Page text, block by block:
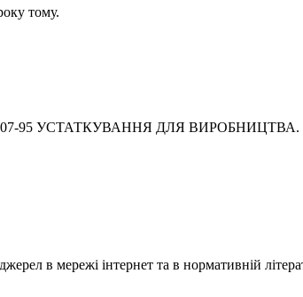
тому.
3007-95 УСТАТКУВАННЯ ДЛЯ ВИРОБНИЦТВА.
в мережі інтернет та в нормативній